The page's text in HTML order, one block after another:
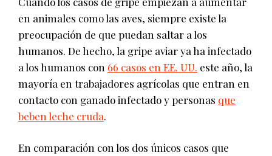
en animales como las aves, siempre existe la
preocupación de que puedan saltar a los
humanos. De hecho, la gripe aviar ya ha infectado
a los humanos con 66 casos en EE. UU. este año, la
mayoría en trabajadores agrícolas que entran en
contacto con ganado infectado y personas que
beben leche cruda.
En comparación con los dos únicos casos que